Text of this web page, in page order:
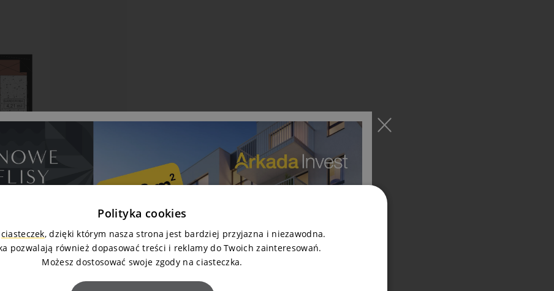
Polityka cookies
ciasteczek, dzięki którym nasza strona jest bardziej przyjazna i niezawodna.
pozwalają również dopasować treści i reklamy do Twoich zainteresowań.
Możesz dostosować swoje zgody na ciasteczka.